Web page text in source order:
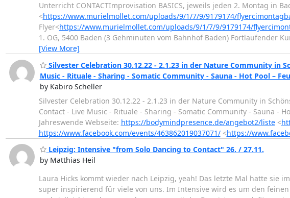
Unterricht CONTACTImprovisation BASICS, jeweils jeden 2. Montag in
<https://www.murielmollet.com/uploads/9/1/7/9/9179174/
Flyer<https://www.murielmollet.com/uploads/9/1/7/9/9179174/
1. OG, 5400 Baden (3 Gehminuten vom Bahnhof Baden) Fortlaufender
[View More]
Silvester Celebration 30.12.22 - 2.1.23 in der Nature Community in
Music - Rituale - Sharing - Somatic Community - Sauna - Hot Pool –
by Kabiro Scheller
Silvester Celebration 30.12.22 - 2.1.23 in der Nature Community in
Contact - Live Music - Rituale - Sharing - Somatic Community - Sauna -
Jahreswende Webseite: https://bodymindpresence.de/angebot2/liste<
https://www.facebook.com/events/463862019037071/<https://
Leipzig: Intensive "from Solo Dancing to Contact" 26. / 27.11.
by Matthias Heil
Laura Hicks kommt wieder nach Leipzig, yeah! Das letzte Mal hatte sie
super inspirierend für viele von uns. Im Intensive wird es um den